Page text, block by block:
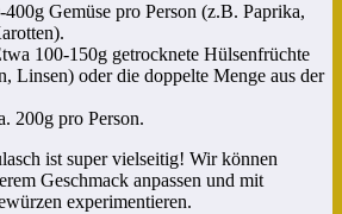
400g Gemüse pro Person (z.B. Paprika,
100-150g getrocknete Hülsenfrüchte
Linsen) oder die doppelte Menge aus der
200g pro Person.
ist super vielseitig! Wir können
Geschmack anpassen und mit
experimentieren.